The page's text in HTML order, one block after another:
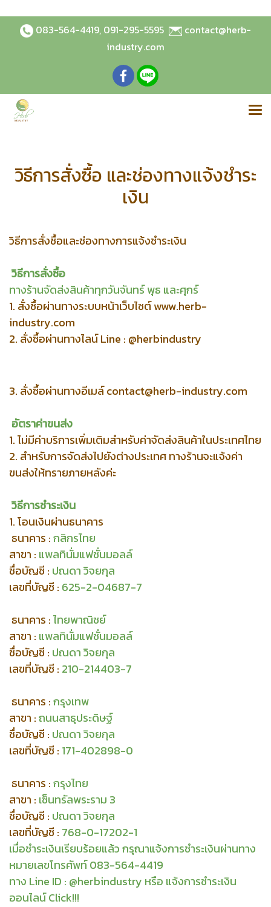
083-564-4419, 091-295-5595
contact@herb-
industry.com
วิธีการสั่งซื้อ และช่องทางแจ้งชำระ
เงิน
วิธีการสั่งซื้อและช่องทางการแจ้งชำระเงิน
วิธีการสั่งซื้อ
ทางร้านจัดส่งสินค้าทุกวันจันทร์ พุธ และศุกร์
1. สั่งซื้อผ่านทางระบบหน้าเว็บไซต์ www.herb-
industry.com
2. สั่งซื้อผ่านทางไลน์ Line : @herbindustry
3. สั่งซื้อผ่านทางอีเมล์contact@herb-industry.com
อัตราค่าขนส่ง
1. ไม่มีค่าบริการเพิ่มเติมสำหรับค่าจัดส่งสินค้าในประเทศไทย
2. สำหรับการจัดส่งไปยังต่างประเทศ ทางร้านจะแจ้งค่า
ขนส่งให้ทรายภายหลังค่ะ
วิธีการชำระเงิน
1. โอนเงินผ่านธนาคาร
ธนาคาร :กสิกรไทย
สาขา : แพลทินั่มแฟชั่นมอลล์
ชื่อบัญชี : ปณดา วิจยกุล
เลขที่บัญชี : 625-2-04687-7
ธนาคาร :ไทยพาณิชย์
สาขา : แพลทินั่มแฟชั่นมอลล์
ชื่อบัญชี : ปณดา วิจยกุล
เลขที่บัญชี : 210-214403-7
ธนาคาร :กรุงเทพ
สาขา :ถนนสาธุประดิษฐ์
ชื่อบัญชี : ปณดา วิจยกุล
เลขที่บัญชี : 171-402898-0
ธนาคาร :กรุงไทย
สาขา : เซ็นทรัลพระราม 3
ชื่อบัญชี : ปณดา วิจยกุล
เลขที่บัญชี : 768-0-17202-1
เมื่อชำระเงินเรียบร้อยแล้ว กรุณาแจ้งการชำระเงินผ่านทาง
หมายเลขโทรศัพท์ 083-564-4419
ทาง Line ID : @herbindustry หรือ แจ้งการชำระเงิน
ออนไลน์Click!!!